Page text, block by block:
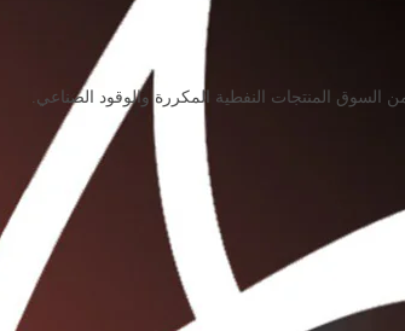
المنتجات النفطية المكررة والوقود الصناعي.